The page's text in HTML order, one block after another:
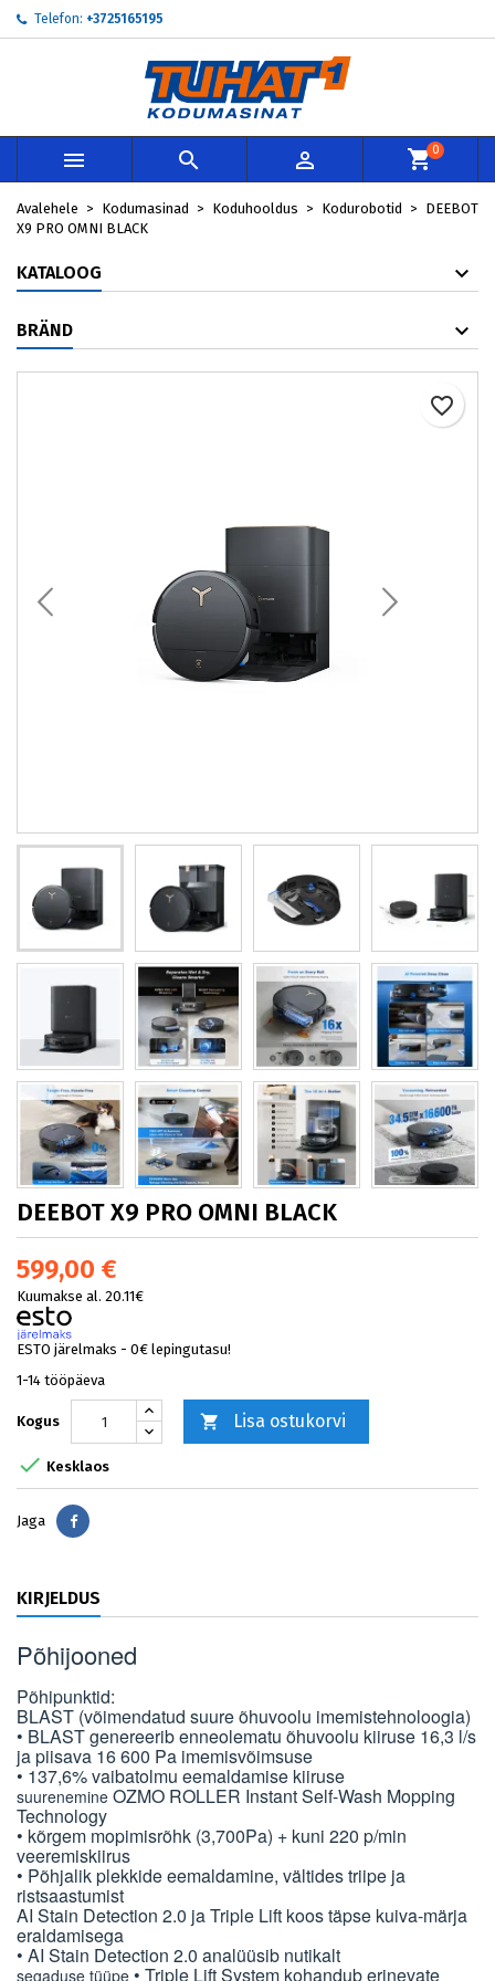
Telefon: +3725165195
   0
Avalehele Kodumasinad Koduhooldus Kodurobotid
DEEBOT
X9 PRO OMNI BLACK
KATALOOG
BRÄND
DEEBOT X9 PRO OMNI BLACK
599,00 €
Kuumakse al. 20.11€
ESTO järelmaks - 0€ lepingutasu!
1-14 tööpäeva
Kogus  Lisa ostukorvi
favorite_border
 Kesklaos
Jaga Jaga
KIRJELDUS
Põhijooned
Põhipunktid:
BLAST (võimendatud suure õhuvoolu imemistehnoloogia)
• BLAST genereerib enneolematu õhuvoolu kiiruse 16,3 l/s
ja piisava 16 600 Pa imemisvõimsuse
• 137,6% vaibatolmu eemaldamise kiiruse
suurenemine OZMO ROLLER Instant Self-Wash Mopping
Technology
• kõrgem mopimisrõhk (3,700Pa) + kuni 220 p/min
veeremiskiirus
• Põhjalik plekkide eemaldamine, vältides triipe ja
ristsaastumist
AI Stain Detection 2.0 ja Triple Lift koos täpse kuiva-märja
eraldamisega
• AI Stain Detection 2.0 analüüsib nutikalt
segaduse tüüpe • Triple Lift System kohandub erinevate
My wishlists ×
Create new list
Loo soovinimekiri ×
Soovinimekirja nimi
Loobu Loo soovinimekiri
Sisene ×
Te peate olema sisselogitud, et tooteid soovinimekirja